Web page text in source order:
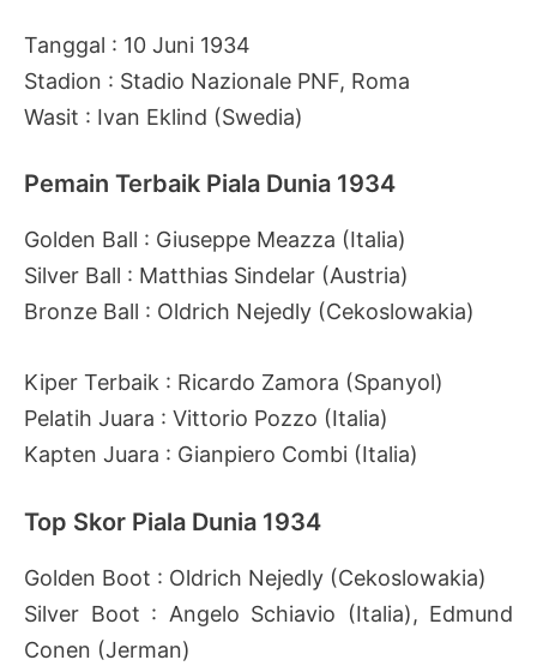
Tanggal : 10 Juni 1934
Stadion : Stadio Nazionale PNF, Roma
Wasit : Ivan Eklind (Swedia)
Pemain Terbaik Piala Dunia 1934
Golden Ball : Giuseppe Meazza (Italia)
Silver Ball : Matthias Sindelar (Austria)
Bronze Ball : Oldrich Nejedly (Cekoslowakia)
Kiper Terbaik : Ricardo Zamora (Spanyol)
Pelatih Juara : Vittorio Pozzo (Italia)
Kapten Juara : Gianpiero Combi (Italia)
Top Skor Piala Dunia 1934
Golden Boot : Oldrich Nejedly (Cekoslowakia)
Silver Boot : Angelo Schiavio (Italia), Edmund
Conen (Jerman)